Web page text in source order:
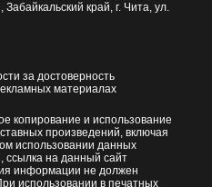
Забайкальский край, г. Чита, ул.
за достоверность
материалах
копирование и использование
произведений, включая
использовании данных
на данный сайт
информации не должен
использовании в печатных